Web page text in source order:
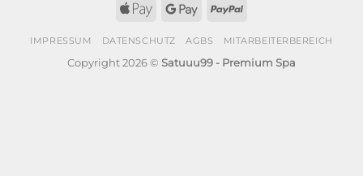
Apple
Google PayPal
IMPRESSUM DATENSCHUTZ AGBS MITARBEITERBEREICH
Copyright 2026 © Satuuu99 - Premium Spa